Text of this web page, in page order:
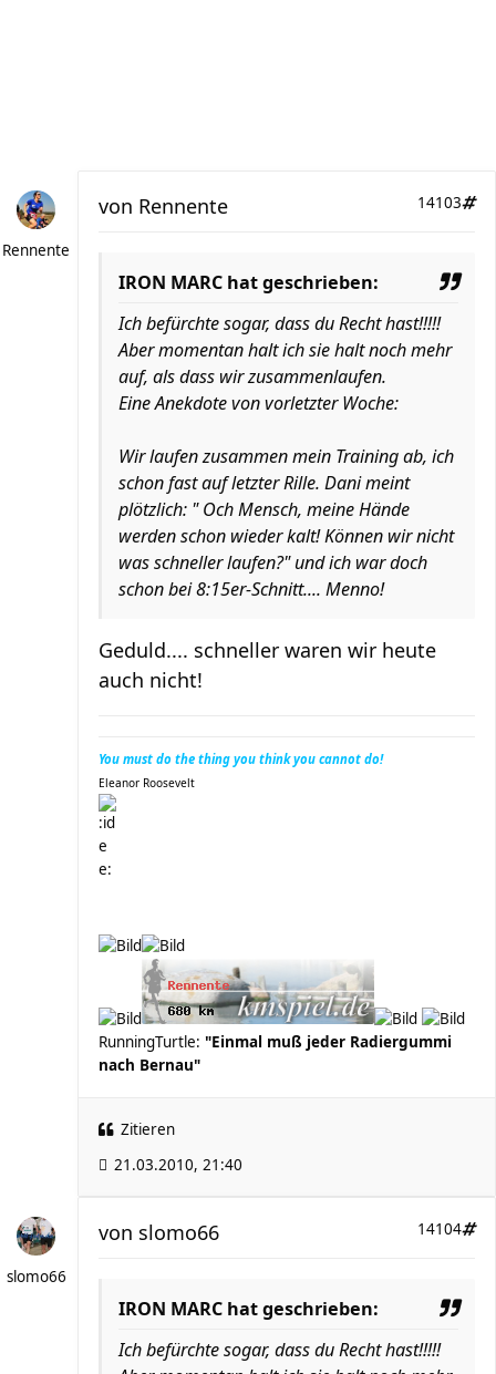
Rennente
14103
von Rennente
IRON MARC hat geschrieben:
Ich befürchte sogar, dass du Recht hast!!!!!
Aber momentan halt ich sie halt noch mehr
auf, als dass wir zusammenlaufen.
Eine Anekdote von vorletzter Woche:
Wir laufen zusammen mein Training ab, ich
schon fast auf letzter Rille. Dani meint
plötzlich: " Och Mensch, meine Hände
werden schon wieder kalt! Können wir nicht
was schneller laufen?" und ich war doch
schon bei 8:15er-Schnitt.... Menno!
Geduld.... schneller waren wir heute
auch nicht!
You must do the thing you think you cannot do!
Eleanor Roosevelt
RunningTurtle: "Einmal muß jeder Radiergummi
nach Bernau"
Zitieren
21.03.2010, 21:40
slomo66
14104
von slomo66
IRON MARC hat geschrieben:
Ich befürchte sogar, dass du Recht hast!!!!!